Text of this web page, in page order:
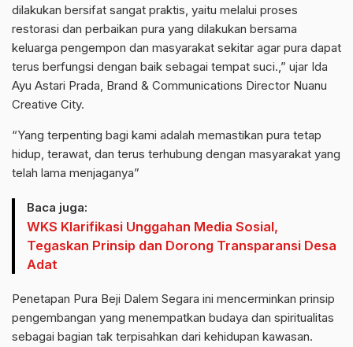
dilakukan bersifat sangat praktis, yaitu melalui proses
restorasi dan perbaikan pura yang dilakukan bersama
keluarga pengempon dan masyarakat sekitar agar pura dapat
terus berfungsi dengan baik sebagai tempat suci.,” ujar Ida
Ayu Astari Prada, Brand & Communications Director Nuanu
Creative City.
“Yang terpenting bagi kami adalah memastikan pura tetap
hidup, terawat, dan terus terhubung dengan masyarakat yang
telah lama menjaganya”
Baca juga:
WKS Klarifikasi Unggahan Media Sosial,
Tegaskan Prinsip dan Dorong Transparansi Desa
Adat
Penetapan Pura Beji Dalem Segara ini mencerminkan prinsip
pengembangan yang menempatkan budaya dan spiritualitas
sebagai bagian tak terpisahkan dari kehidupan kawasan.